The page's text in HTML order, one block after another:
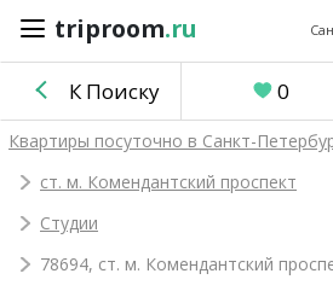
triproom.ru
triproom .ru
Российский
Войти / Зарегистрироваться
К Поиску 0
Квартиры посуточно в Санкт-
ст. м. Комендантский проспект
Студии
78694, ст. м. Комендантский